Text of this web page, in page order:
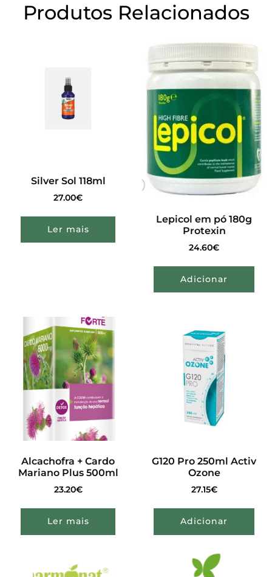
Produtos Relacionados
Silver Sol 118ml
27.00€
Ler mais
Lepicol em pó 180g
Protexin
24.60€
Adicionar
Alcachofra + Cardo
Mariano Plus 500ml
23.20€
Ler mais
G120 Pro 250ml Activ
Ozone
27.15€
Adicionar